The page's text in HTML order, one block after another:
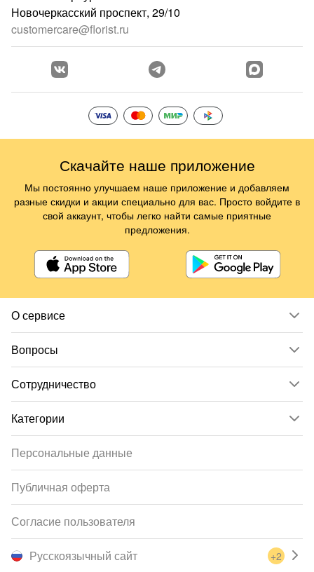
О сервисе
Вопросы
Сотрудничество
Категории
Новочеркасский проспект, 29/10
customercare@florist.ru
Русскоязычный сайт +2
Персональные данные
Публичная оферта
Согласие пользователя
Скачайте наше приложение
Мы постоянно улучшаем наше приложение и добавляем
разные скидки и акции специально для вас. Просто войдите в
свой аккаунт, чтобы легко найти самые приятные
предложения.